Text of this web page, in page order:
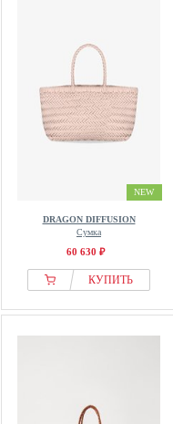
NEW
DRAGON DIFFUSION
Сумка
60 630 ₽
КУПИТЬ